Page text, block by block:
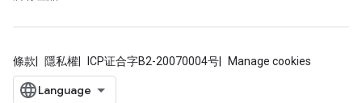
條款 隱私權 ICP证合字B2-20070004号 Manage cookies